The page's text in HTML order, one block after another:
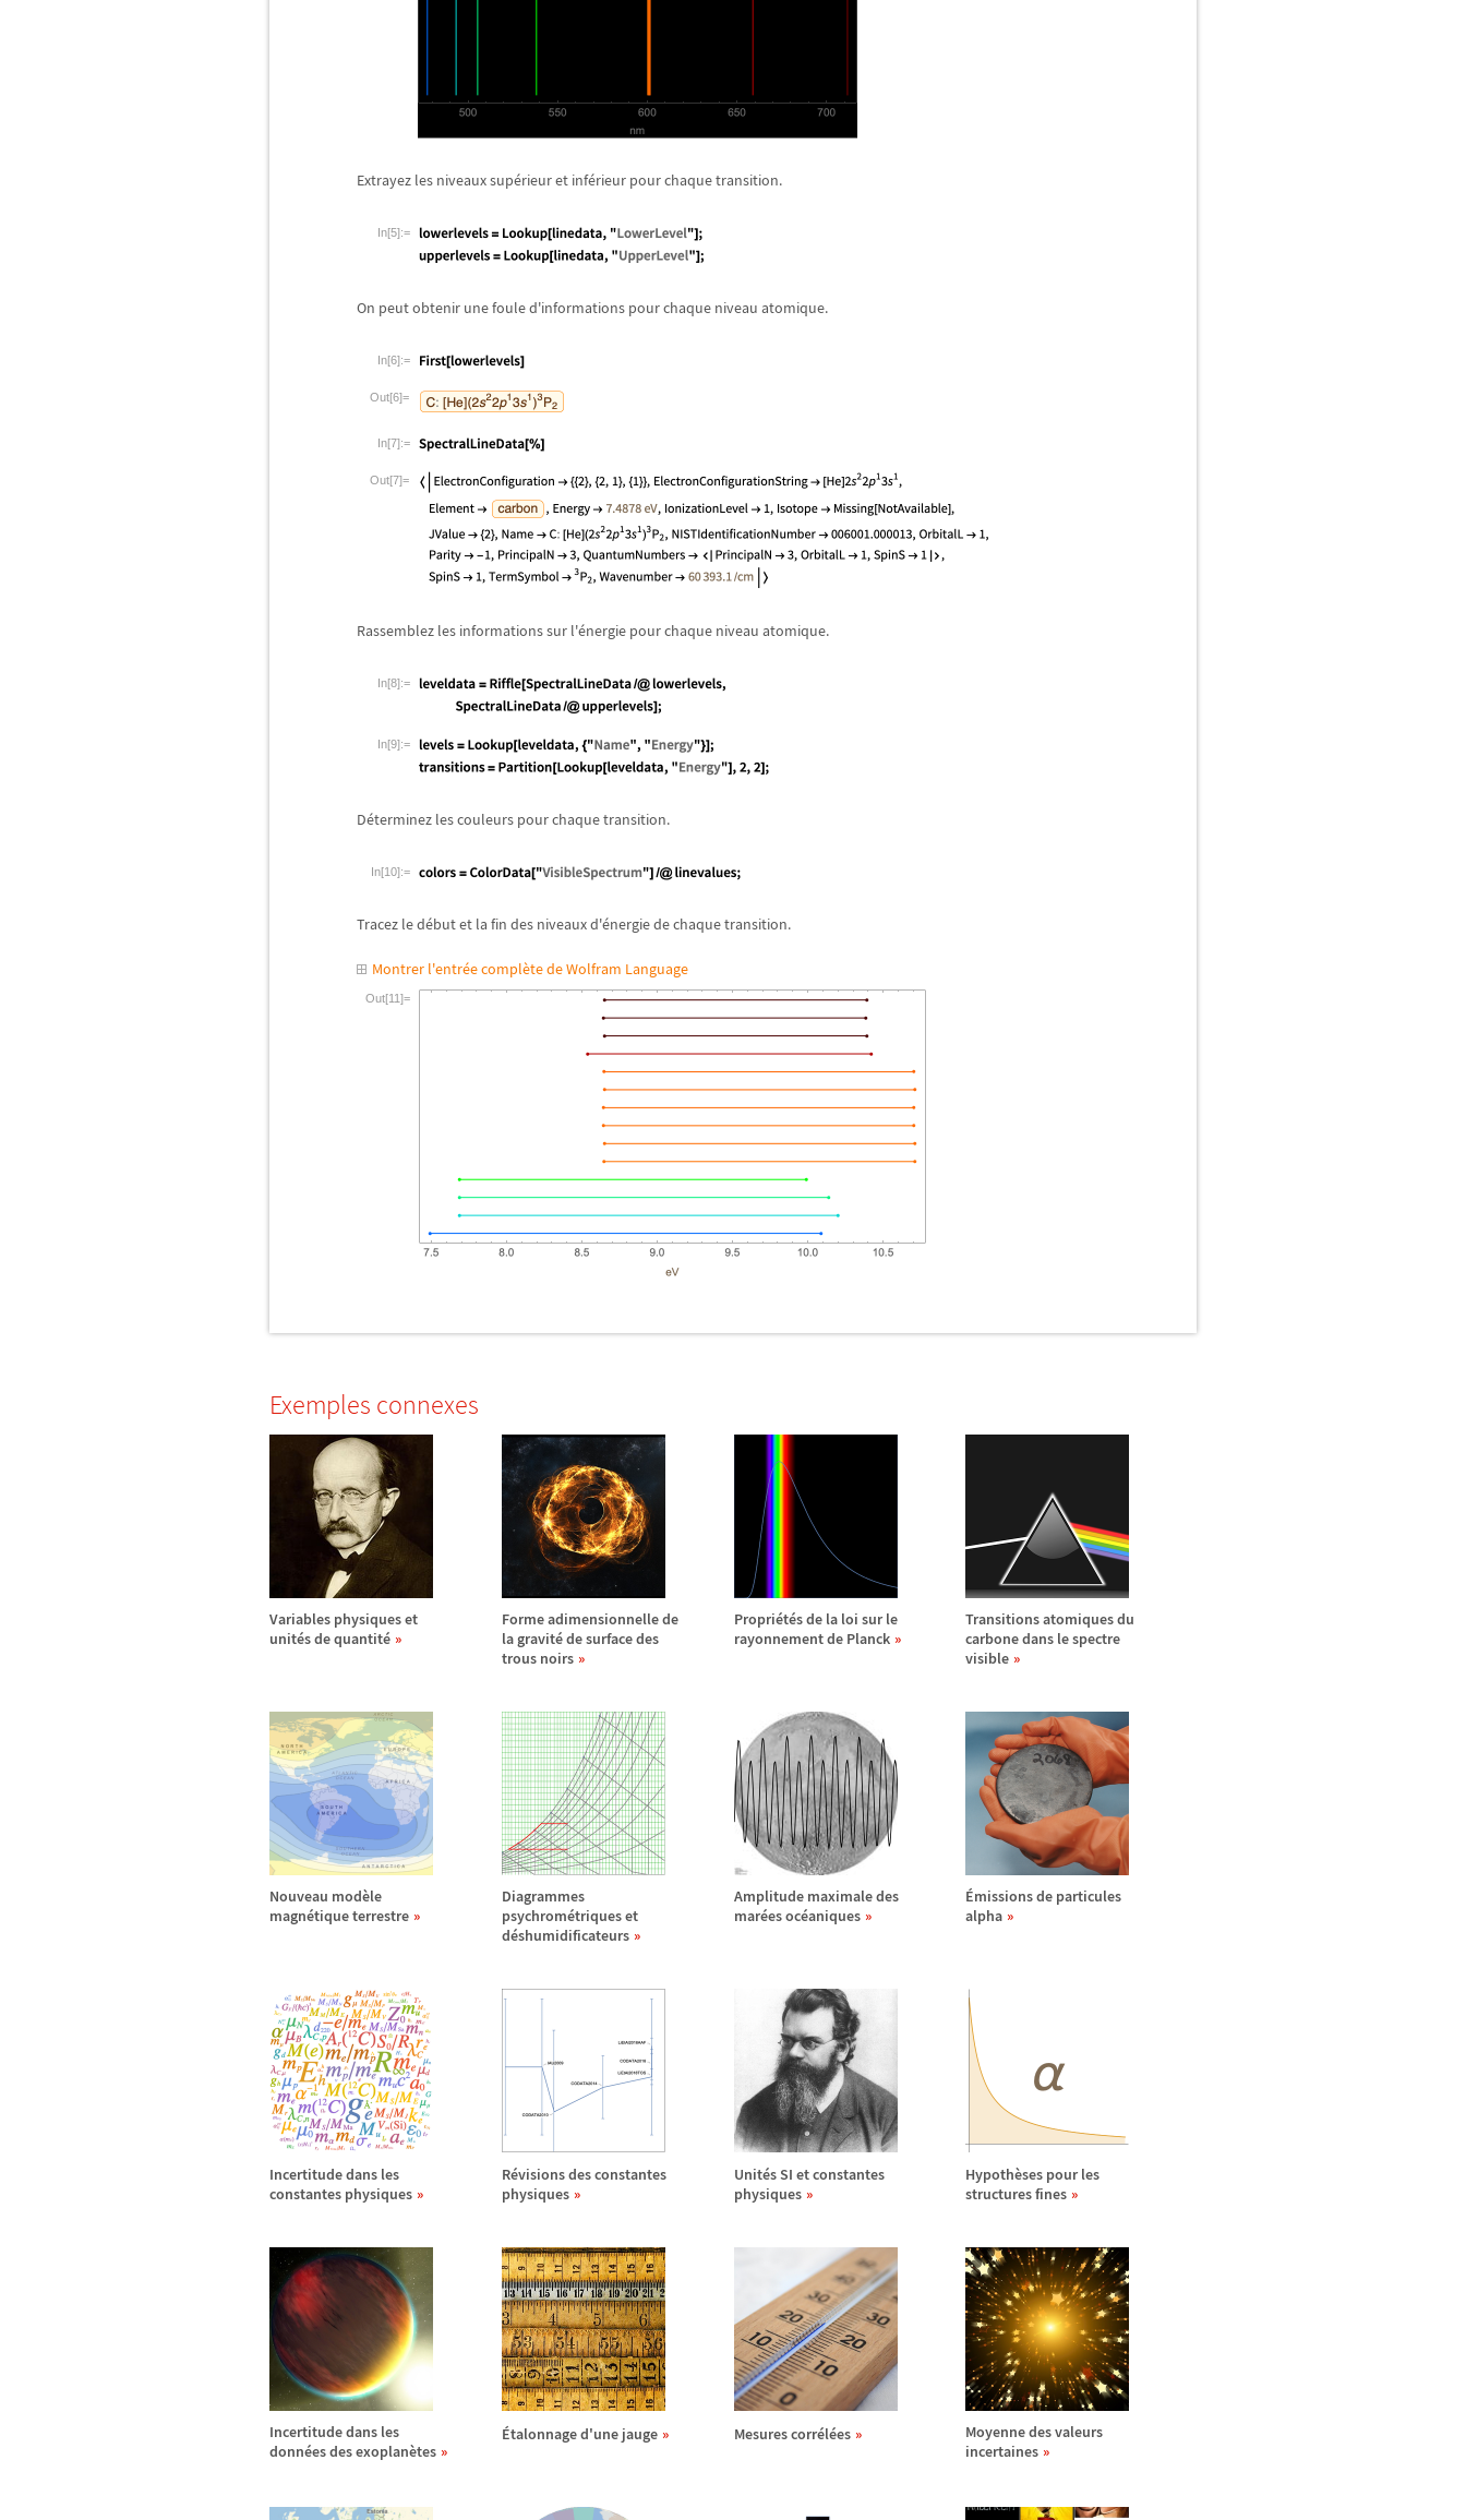
Extrayez les niveaux supérieur et inférieur pour chaque transition.
In[5]:=
On peut obtenir une foule d'informations pour chaque niveau atomique.
In[6]:=
Out[6]=
In[7]:=
Out[7]=
Rassemblez les informations sur l'énergie pour chaque niveau atomique.
In[8]:=
In[9]:=
Déterminez les couleurs pour chaque transition.
In[10]:=
Tracez le début et la fin des niveaux d'énergie de chaque transition.
Montrer l'entrée complète de Wolfram Language
Out[11]=
Exemples connexes
Variables physiques et
unités de quantité
Forme adimensionnelle de
la gravitéde surface des
trous noirs
Propriétés de la loi sur le
rayonnement de Planck
Transitions atomiques du
carbone dans le spectre
visible
Nouveau modèle
magnétique terrestre
Diagrammes
psychrométriques et
déshumidificateurs
Amplitude maximale des
marées océaniques
Émissions de particules
alpha
Incertitude dans les
constantes physiques
Révisions des constantes
physiques
Unités SI et constantes
physiques
Hypothèses pour les
structures fines
Incertitude dans les
données des exoplanètes
Étalonnage d'une jauge Mesures corrélées
Moyenne des valeurs
incertaines